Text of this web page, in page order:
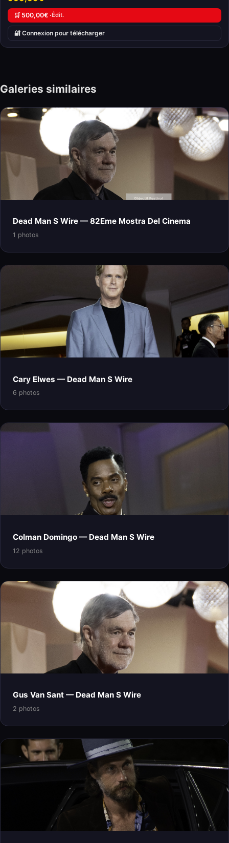
🛒 500,00€ ·Édit.
🔐 Connexion pour télécharger
Galeries similaires
Dead Man S Wire — 82Eme Mostra Del Cinema
1 photos
Cary Elwes — Dead Man S Wire
6 photos
Colman Domingo — Dead Man S Wire
12 photos
Gus Van Sant — Dead Man S Wire
2 photos